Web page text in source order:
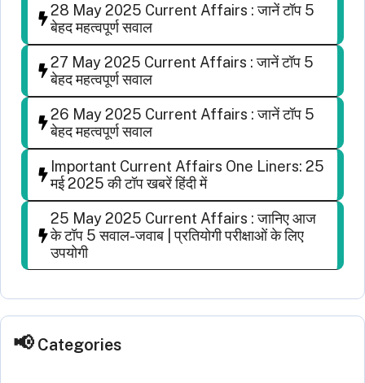
28 May 2025 Current Affairs : जानें टॉप 5
बेहद महत्वपूर्ण सवाल
27 May 2025 Current Affairs : जानें टॉप 5
बेहद महत्वपूर्ण सवाल
26 May 2025 Current Affairs : जानें टॉप 5
बेहद महत्वपूर्ण सवाल
Important Current Affairs One Liners: 25
मई 2025 की टॉप खबरें हिंदी में
25 May 2025 Current Affairs : जानिए आज
के टॉप 5 सवाल-जवाब | प्रतियोगी परीक्षाओं के लिए
उपयोगी
Categories